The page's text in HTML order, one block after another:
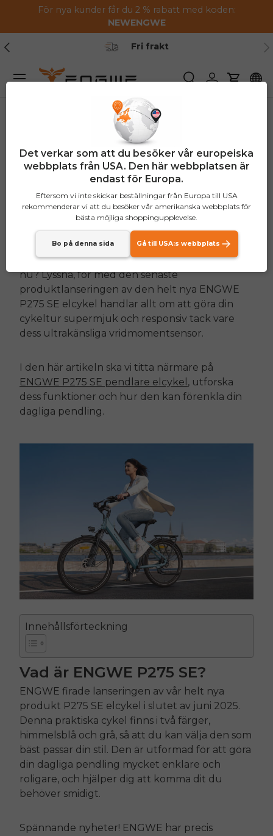
Hoppa till innehållet
För nya kunder får du 2 % rabatt med koden:
NEWENGWE
Tidigare
Fri frakt
SökaLogga in
Vagn
Meny
ENGWE Ny
produktlansering: P275
SE Pendlare elcykel
Trött på att gå till skolan eller träna svettig?
Eller kanske du bara vill komma dit du ska, typ,
nu? Lyssna, för med den senaste
produktlanseringen av den helt nya ENGWE
P275 SE elcykel handlar allt om att göra din
cykeltur supermjuk och responsiv tack vare
dess ultrakänsliga vridmomentsensor.
I den här artikeln ska vi titta närmare på
ENGWE P275 SE pendlare elcykel , utforska
dess funktioner och hur den kan förenkla din
dagliga pendling.
Innehållsförteckning
Vad är ENGWE P275 SE?
ENGWE firade lanseringen av vår helt nya
produkt P275 SE elcykel i slutet av juni 2025.
Denna praktiska cykel finns i två färger,
himmelsblå och grå, så att du kan välja den som
bäst passar din stil. Den är utformad för att göra
din dagliga pendling mycket enklare och
roligare, och hjälper dig att komma dit du
behöver smidigt.
Spännande nyheter! ENGWE har precis
Det verkar som att du besöker vår europeiska
webbplats från USA. Den här webbplatsen är
endast för Europa.
Eftersom vi inte skickar beställningar från Europa till USA
rekommenderar vi att du besöker vår amerikanska webbplats för
bästa möjliga shoppingupplevelse.
Bo på denna sida Gå till USA:s webbplats